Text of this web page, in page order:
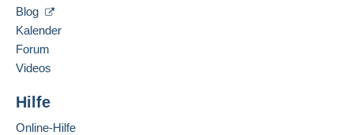
Blog
Kalender
Forum
Videos
Hilfe
Online-Hilfe